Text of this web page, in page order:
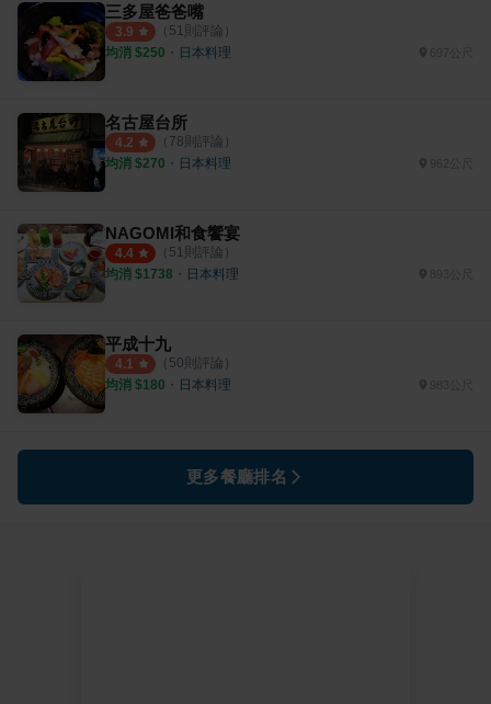
三多屋爸爸嘴
3.9 （ 51則評論）
均消 $250 ・ 日本料理
名古屋台所
4.2 （ 78則評論）
均消 $270 ・ 日本料理
NAGOMI和食饗宴
4.4 （ 51則評論）
均消 $1738 ・ 日本料理
平成十九
4.1 （ 50則評論）
均消 $180 ・ 日本料理
更多餐廳排名